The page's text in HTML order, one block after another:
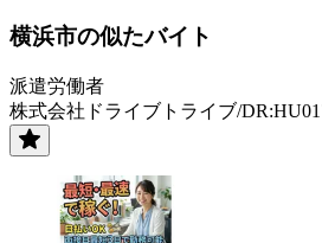
横浜市の似たバイト
派遣労働者
株式会社ドライブトライブ/